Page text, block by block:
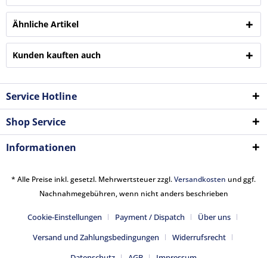
Ähnliche Artikel
Kunden kauften auch
Service Hotline
Shop Service
Informationen
* Alle Preise inkl. gesetzl. Mehrwertsteuer zzgl.Versandkosten und ggf.
Nachnahmegebühren, wenn nicht anders beschrieben
Cookie-Einstellungen Payment / Dispatch
Über uns
Versand und Zahlungsbedingungen
Widerrufsrecht